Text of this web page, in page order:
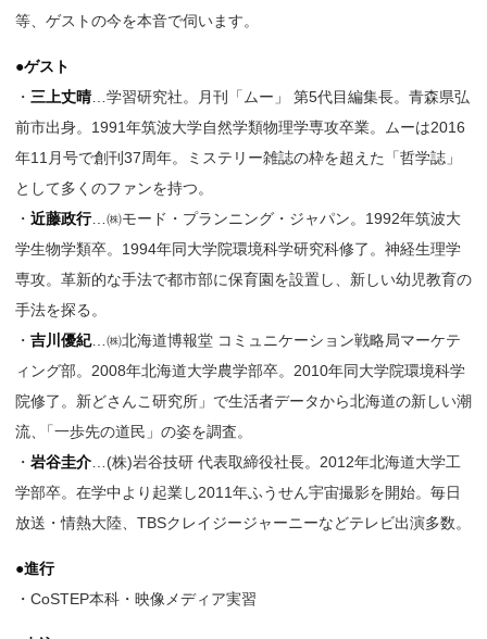
等、ゲストの今を本音で伺います。
●ゲスト
・ 三上丈晴…学習研究社。月刊「ムー」 第5代目編集長。青森県弘
前市出身。1991年筑波大学自然学類物理学専攻卒業。ムーは2016
年11月号で創刊37周年。ミステリー雑誌の枠を超えた「哲学誌」
として多くのファンを持つ。
・ 近藤政行…㈱モード・プランニング・ジャパン。1992年筑波大
学生物学類卒。1994年同大学院環境科学研究科修了。神経生理学
専攻。革新的な手法で都市部に保育園を設置し、新しい幼児教育の
手法を探る。
・ 吉川優紀…㈱北海道博報堂 コミュニケーション戦略局マーケテ
ィング部。2008年北海道大学農学部卒。2010年同大学院環境科学
院修了。新どさんこ研究所」で生活者データから北海道の新しい潮
流
「一歩先の道民」の姿を調査。
・ 岩谷圭介 …(株)岩谷技研 代表取締役社長。2012年北海道大学工
学部卒。在学中より起業し2011年ふうせん宇宙撮影を開始。毎日
放送・情熱大陸、TBSクレイジージャーニーなどテレビ出演多数。
●進行
・CoSTEP本科・映像メディア実習